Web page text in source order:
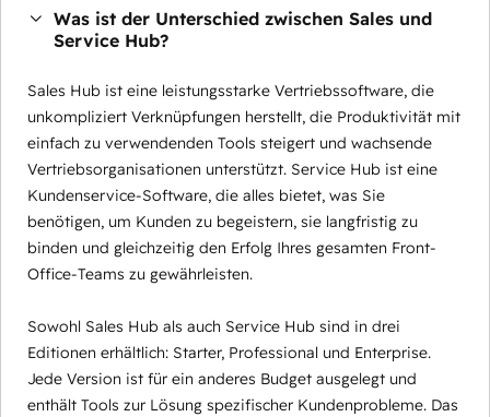
Was ist der Unterschied zwischen Sales und
Service Hub?
Sales Hub ist eine leistungsstarke Vertriebssoftware, die
unkompliziert Verknüpfungen herstellt, die Produktivität mit
einfach zu verwendenden Tools steigert und wachsende
Vertriebsorganisationen unterstützt. Service Hub ist eine
Kundenservice-Software, die alles bietet, was Sie
benötigen, um Kunden zu begeistern, sie langfristig zu
binden und gleichzeitig den Erfolg Ihres gesamten Front-
Office-Teams zu gewährleisten.
Sowohl Sales Hub als auch Service Hub sind in drei
Editionen erhältlich: Starter, Professional und Enterprise.
Jede Version ist für ein anderes Budget ausgelegt und
enthält Tools zur Lösung spezifischer Kundenprobleme. Das